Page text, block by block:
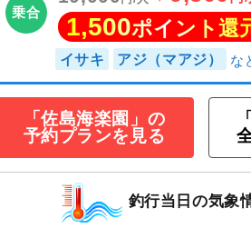
★魚種多彩★LT（ラ
10,000
1,500ポイン
「佐島海楽園」の
予約プランを見る
釣行当日の気象